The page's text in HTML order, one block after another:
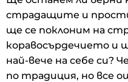
страдащите и
ще се поклоним на
коравосърдечието и
най-вече на себе си?
по традиция, но все